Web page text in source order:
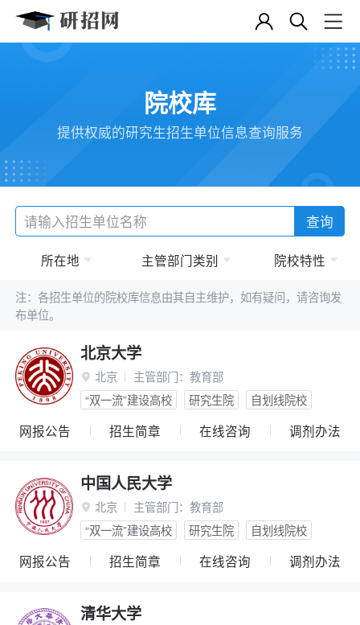
院校库
提供权威的研究生招生单位信息查询服务
查询
所在地 主管部门类别 院校特性
注：各招生单位的院校库信息由其自主维护，如有疑问，请咨询发
布单位。
北京大学
 北京 主管部门： 教育部
“双一流”建设高校
研究生院 自划线院校
网报公告 招生简章 在线咨询 调剂办法
中国人民大学
 北京 主管部门： 教育部
“双一流”建设高校
研究生院 自划线院校
网报公告 招生简章 在线咨询 调剂办法
清华大学